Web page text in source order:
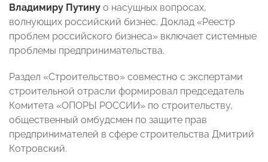
Владимиру Путину о насущных вопросах,
волнующих российский бизнес. Доклад «Реестр
проблем российского бизнеса» включает системные
проблемы предпринимательства.
Раздел «Строительство» совместно с экспертами
строительной отрасли формировал председатель
Комитета «ОПОРЫ РОССИИ» по строительству,
общественный омбудсмен по защите прав
предпринимателей в сфере строительства Дмитрий
Котровский.